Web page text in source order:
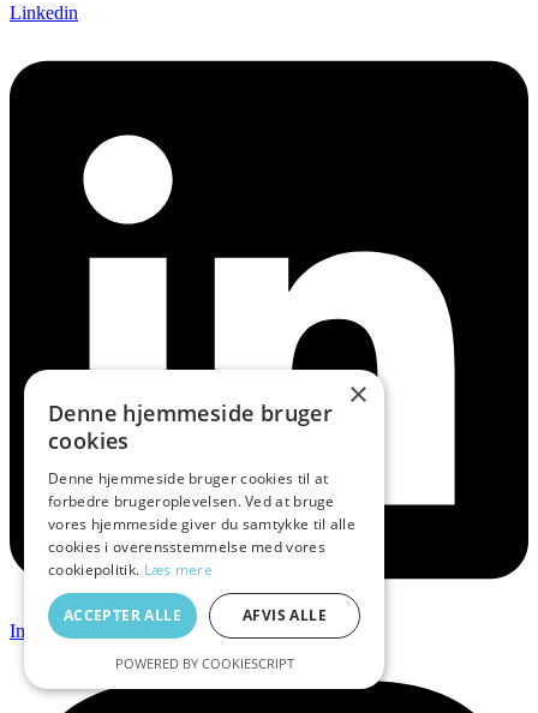
Linkedin
Instagram
×
Denne hjemmeside bruger
cookies
Denne hjemmeside bruger cookies til at
forbedre brugeroplevelsen. Ved at bruge
vores hjemmeside giver du samtykke til alle
cookies i overensstemmelse med vores
cookiepolitik. Læs mere
ACCEPTER ALLE AFVIS ALLE
POWERED BY COOKIESCRIPT